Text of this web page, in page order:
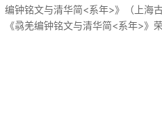
编钟铭文与清华简<系年>》（上海
《骉羌编钟铭文与清华简<系年>》